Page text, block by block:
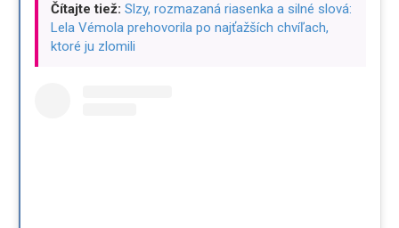
Čítajte tiež: Slzy, rozmazaná riasenka a silné slová:
Lela Vémola prehovorila po najťažších chvíľach,
ktoré ju zlomili